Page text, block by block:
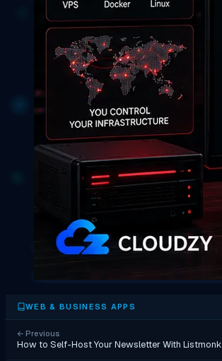
WEB & BUSINESS APPS
← Previous
How to Self-Host Your Newsletter With Listmonk